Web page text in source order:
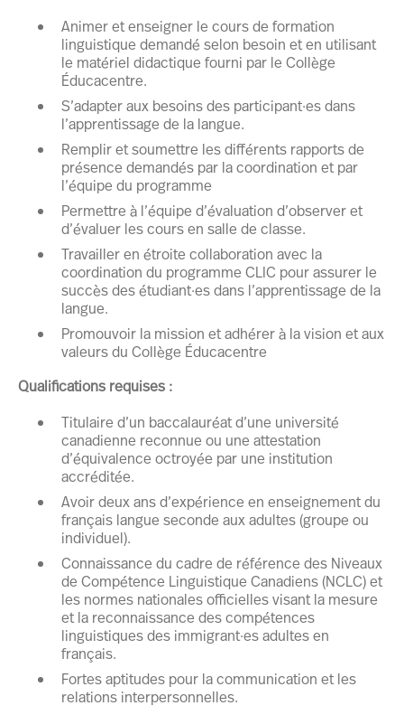
Animer et enseigner le cours de formation
linguistique demandé selon besoin et en utilisant
le matériel didactique fourni par le Collège
Éducacentre.
S’adapter aux besoins des participant·es dans
l’apprentissage de la langue.
Remplir et soumettre les différents rapports de
présence demandés par la coordination et par
l’équipe du programme
Permettre à l’équipe d’évaluation d’observer et
d’évaluer les cours en salle de classe.
Travailler en étroite collaboration avec la
coordination du programme CLIC pour assurer le
succès des étudiant·es dans l’apprentissage de la
langue.
Promouvoir la mission et adhérer à la vision et aux
valeurs du Collège Éducacentre
Qualifications requises :
Titulaire d’un baccalauréat d’une université
canadienne reconnue ou une attestation
d’équivalence octroyée par une institution
accréditée.
Avoir deux ans d’expérience en enseignement du
français langue seconde aux adultes (groupe ou
individuel).
Connaissance du cadre de référence des Niveaux
de Compétence Linguistique Canadiens (NCLC) et
les normes nationales officielles visant la mesure
et la reconnaissance des compétences
linguistiques des immigrant·es adultes en
français.
Fortes aptitudes pour la communication et les
relations interpersonnelles.